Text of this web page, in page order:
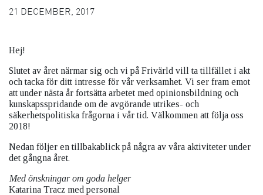
21 DECEMBER, 2017
Hej!
Slutet av året närmar sig och vi på Frivärld vill ta tillfället i akt
och tacka för ditt intresse för vår verksamhet. Vi ser fram emot
att under nästa år fortsätta arbetet med opinionsbildning och
kunskapsspridande om de avgörande utrikes- och
säkerhetspolitiska frågorna i vår tid. Välkommen att följa oss
2018!
Nedan följer en tillbakablick på några av våra aktiviteter under
det gångna året.
Med önskningar om goda helger
Katarina Tracz med personal